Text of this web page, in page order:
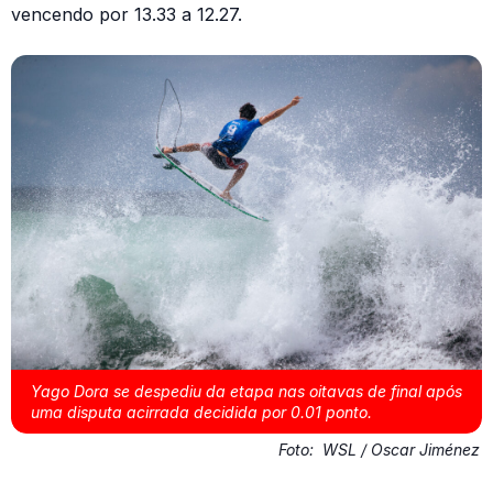
vencendo por 13.33 a 12.27.
Yago Dora se despediu da etapa nas oitavas de final após
uma disputa acirrada decidida por 0.01 ponto.
Foto: WSL / Oscar Jiménez